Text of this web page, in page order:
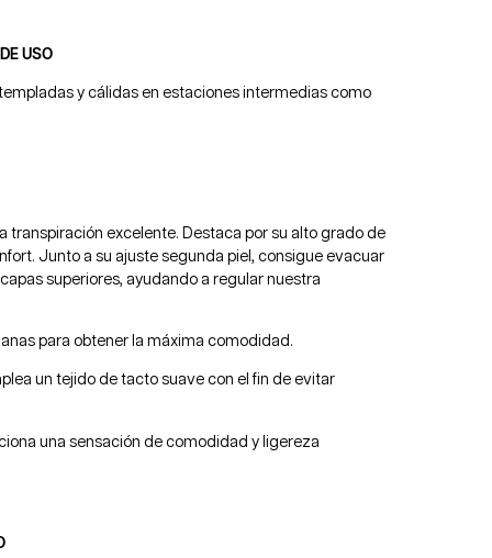
USO
y cálidas en estaciones intermedias como
transpiración excelente. Destaca por su alto grado de
Junto a su ajuste segunda piel, consigue evacuar
superiores, ayudando a regular nuestra
para obtener la máxima comodidad.
un tejido de tacto suave con el fin de evitar
una sensación de comodidad y ligereza